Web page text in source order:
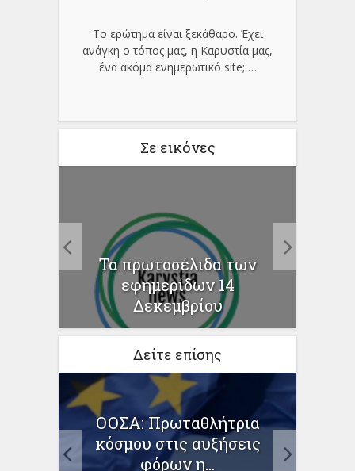
Το ερώτημα είναι ξεκάθαρο. Έχει
ανάγκη ο τόπος μας, η Καρυστία μας,
ένα ακόμα ενημερωτικό site; …
Σε εικόνες
Τα πρωτοσέλιδα των
εφημερίδων 14
Δεκεμβρίου
Δείτε επίσης
ΟΟΣΑ: Πρωταθλήτρια
κόσμου στις αυξήσεις
φόρων η...